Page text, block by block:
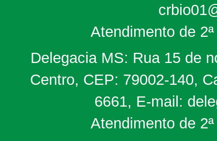
Atendimento de
Delegacia MS: Rua 15 de
Centro, CEP: 79002-140,
6661, E-mail:
Atendimento de